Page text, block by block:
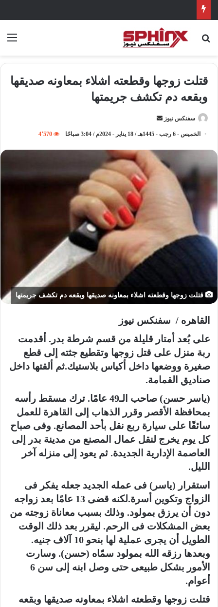
بحث عن
قتلت زوجها وقطعته اشلاء بمعاونه صديقها
وبقعه دم تكشف جريمتها
سفنكس نيوز
ل
ن
ي
ا
الخميس - 6 رجب - 1445هـ / 18 يناير - 2024م / 3:04 صباحًا 4٬570
قتلت زوجها وقطعته اشلاء بمعاونه صديقها وبقعه دم تكشف جريمتها
القاهره / سفنكس نيوز
على بُعد أمتار قليلة من قسم شرطة بدر. أقدمت
ربة منزل على قتل زوجها وتقطيع جثته إلى قطع
صغيرة ووضعها داخل أكياس بلاستيك.ثم ألقتها داخل
صناديق القمامة.
(ياسر حسن) صاحب الـ49 عامًا. ترك مسقط رأسه
بمحافظة الأقصر وقرر الذهاب إلى القاهرة للعمل
سائقًا على سيارة ربع نقل بأحد المصانع. وفى صباح
كل يوم يخرج لنقل عمال المصنع من مدينة بدر إلى
العاصمة الإدارية الجديدة. ثم يعود إلى منزله آخر
الليل.
استقرار (ياسر) فى عمله الجديد جعله يفكر فى
الزواج وتكوين أسرة.لكنه قضى 13 عامًا بعد زواجه
دون أن يرزق بمولود. وذلك بسبب معاناة زوجته من
بعض المشكلات فى الرحم. ليقرر بعد ذلك الوقت
الطويل أن يجرى عملية لها بنحو 10 آلاف جنيه.
وبعدها رزقه الله بمولود سمّاه (حسن). وسارت
الأمور بشكل طبيعى حتى وصل ابنه إلى سن 6
أعوام.
قتلت زوجها وقطعته اشلاء بمعاونه صديقها وبقعه